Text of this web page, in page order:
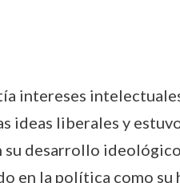
intereses
ideas liberales y
desarrollo
en la política como